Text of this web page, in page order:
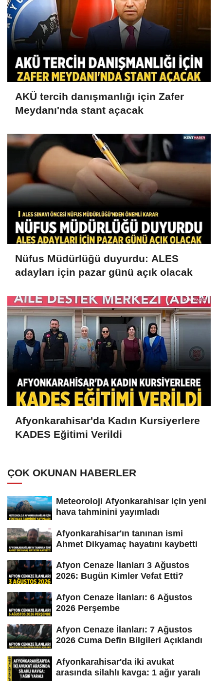
AKÜ tercih danışmanlığı için Zafer
Meydanı'nda stant açacak
Nüfus Müdürlüğü duyurdu: ALES
adayları için pazar günü açık olacak
Afyonkarahisar'da Kadın Kursiyerlere
KADES Eğitimi Verildi
ÇOK OKUNAN HABERLER
Meteoroloji Afyonkarahisar için yeni
hava tahminini yayımladı
Afyonkarahisar'ın tanınan ismi
Ahmet Dikyamaç hayatını kaybetti
Afyon Cenaze İlanları 3 Ağustos
2026: Bugün Kimler Vefat Etti?
Afyon Cenaze İlanları: 6 Ağustos
2026 Perşembe
Afyon Cenaze İlanları: 7 Ağustos
2026 Cuma Defin Bilgileri Açıklandı
Afyonkarahisar'da iki avukat
arasında silahlı kavga: 1 ağır yaralı